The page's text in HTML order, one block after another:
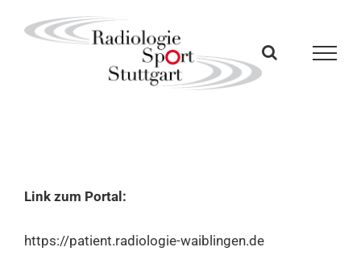
Inhalt
Link zum Portal:
https://patient.radiologie-waiblingen.de